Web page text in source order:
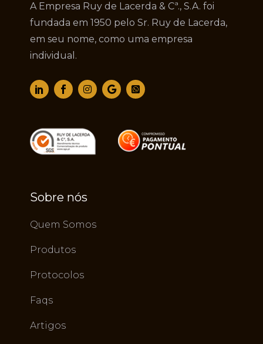
A Empresa Ruy de Lacerda & Cª., S.A. foi
fundada em 1950 pelo Sr. Ruy de Lacerda,
em seu nome, como uma empresa
individual.
Sobre nós
Quem Somos
Produtos
Protocolos
Faqs
Artigos